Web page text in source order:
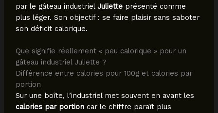
par le gâteau industriel Julietteprésenté comme
plus léger. Son objectif : se faire plaisir sans saboter
son déficit calorique.
Que signifie réellement « peu calorique » pour un
gâteau industriel Juliette ?
Différence entre calories pour 100g et calories par
portion
Sur une boîte, l’industriel met souvent en avant les
calories par portioncar le chiffre paraît plus